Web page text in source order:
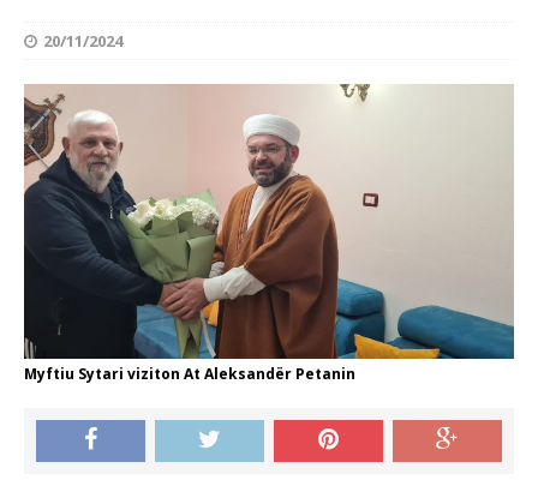
20/11/2024
Myftiu Sytari viziton At Aleksandër Petanin